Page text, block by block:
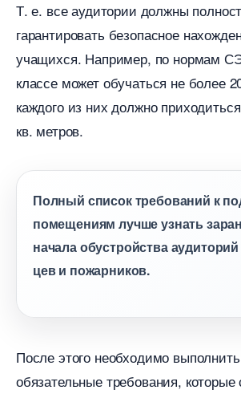
Т. е. все аудитории должны
арантировать безопасное
учащихся. Например, по нормам
классе может обучаться не более
каждого из них должно
кв. метров.
Полный список требований к
помещениям лучше узнать
начала обустройства
цев и пожарников.
После этого необходимо
обязательные требования, которые